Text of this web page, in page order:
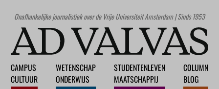
Onafhankelijke journalistiek over de Vrije Universiteit Amsterdam | Sinds 1953
CAMPUS
CULTUUR
WETENSCHAP
ONDERWIJS
STUDENTENLEVEN
MAATSCHAPPIJ
COLUMN
BLOG